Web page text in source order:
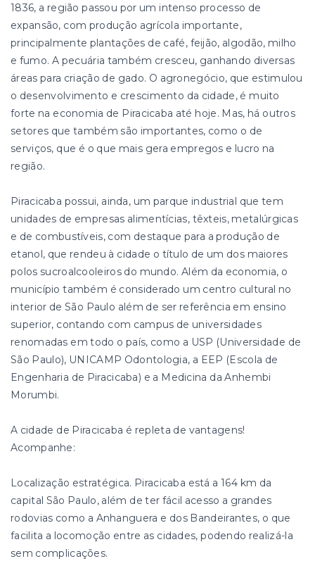
1836, a região passou por um intenso processo de
expansão, com produção agrícola importante,
principalmente plantações de café, feijão, algodão, milho
e fumo. A pecuária também cresceu, ganhando diversas
áreas para criação de gado. O agronegócio, que estimulou
o desenvolvimento e crescimento da cidade, é muito
forte na economia de Piracicaba até hoje. Mas, há outros
setores que também são importantes, como o de
serviços, que é o que mais gera empregos e lucro na
região.
Piracicaba possui, ainda, um parque industrial que tem
unidades de empresas alimentícias, têxteis, metalúrgicas
e de combustíveis, com destaque para a produção de
etanol, que rendeu à cidade o título de um dos maiores
polos sucroalcooleiros do mundo. Além da economia, o
município também é considerado um centro cultural no
interior de São Paulo além de ser referência em ensino
superior, contando com campus de universidades
renomadas em todo o país, como a USP (Universidade de
São Paulo), UNICAMP Odontologia, a EEP (Escola de
Engenharia de Piracicaba) e a Medicina da Anhembi
Morumbi.
A cidade de Piracicaba é repleta de vantagens!
Acompanhe:
Localização estratégica. Piracicaba está a 164 km da
capital São Paulo, além de ter fácil acesso a grandes
rodovias como a Anhanguera e dos Bandeirantes, o que
facilita a locomoção entre as cidades, podendo realizá-la
sem complicações.